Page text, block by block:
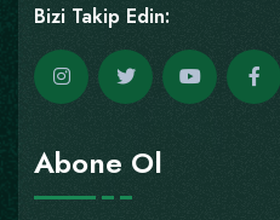
Bizi Takip Edin:
Abone Ol